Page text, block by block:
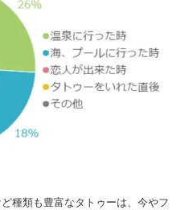
種類も豊富なタトゥーは、今やフ